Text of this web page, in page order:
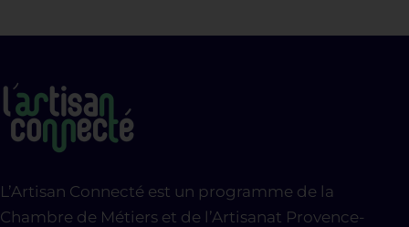
L’Artisan Connecté est un programme de la
Chambre de Métiers et de l’Artisanat Provence-